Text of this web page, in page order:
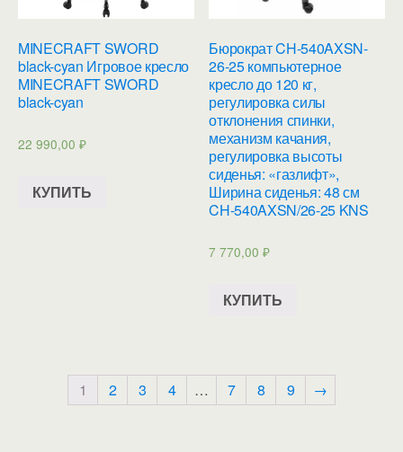
MINECRAFT SWORD
black-cyan Игровое кресло
MINECRAFT SWORD
black-cyan
22 990,00 ₽
КУПИТЬ
Бюрократ CH-540AXSN-
26-25 компьютерное
кресло до 120 кг,
регулировка силы
отклонения спинки,
механизм качания,
регулировка высоты
сиденья: «газлифт»,
Ширина сиденья: 48 см
CH-540AXSN/26-25 KNS
7 770,00₽
КУПИТЬ
1 2 3 4 … 7 8 9 →